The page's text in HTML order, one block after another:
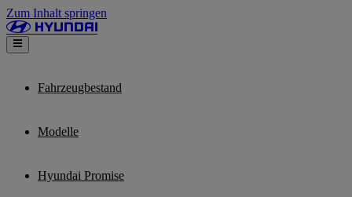
Zum Inhalt springen
Fahrzeugbestand
Modelle
Hyundai Promise